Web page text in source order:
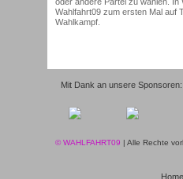
Wahlfahrt09 zum ersten Mal auf
Wahlkampf.
Mit Dank an unsere Sponsoren:
© WAHLFAHRT09 | Alle Rechte
Home